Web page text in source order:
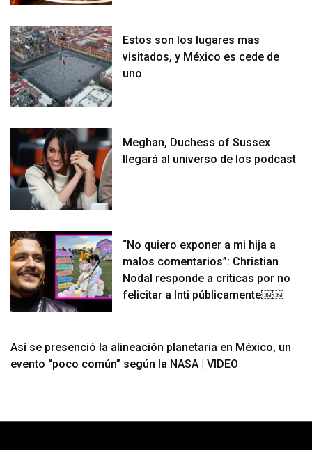
Estos son los lugares mas
visitados, y México es cede de
uno
Meghan, Duchess of Sussex
llegará al universo de los podcast
“No quiero exponer a mi hija a
malos comentarios”: Christian
Nodal responde a críticas por no
felicitar a Inti públicamente￼￼
Así se presenció la alineación planetaria en México, un
evento “poco común” según la NASA | VIDEO